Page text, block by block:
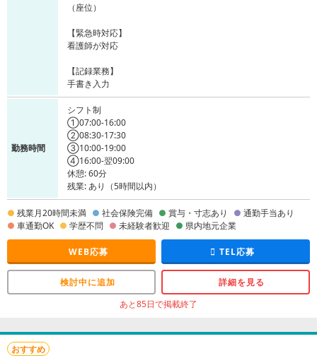
（座位）
【緊急時対応】
看護師が対応
【記録業務】
手書き入力
勤務時間
シフト制
①07:00-16:00
②08:30-17:30
③10:00-19:00
④16:00-翌09:00
休憩: 60分
残業: あり（5時間以内）
残業月20時間未満 社会保険完備 賞与・寸志あり
通勤手当あり
車通勤OK
学歴不問 未経験者歓迎 県内地元企業
WEB応募 TEL応募
検討中に追加
詳細を見る
あと85日で掲載終了
おすすめ